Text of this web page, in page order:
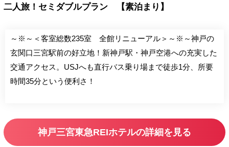
二人旅！セミダブルプラン 【素泊まり】
～※～＜客室総数235室 全館リニューアル＞～※～神戸の
玄関口三宮駅前の好立地！新神戸駅・神戸空港への充実した
交通アクセス。USJへも直行バス乗り場まで徒歩1分、所要
時間35分という便利さ！
神戸三宮東急REIホテルの詳細を見る